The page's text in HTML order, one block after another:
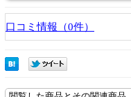
口コミ情報（0件）